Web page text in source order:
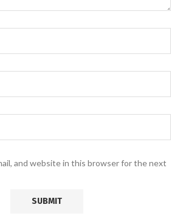
and website in this browser for the next